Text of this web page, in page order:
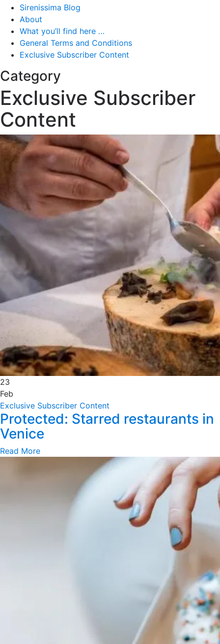
Sirenissima Blog
About
What you’ll find here …
General Terms and Conditions
Exclusive Subscriber Content
Category
Exclusive Subscriber
Content
23
Feb
Exclusive Subscriber Content
Protected: Starred restaurants in
Venice
Read More